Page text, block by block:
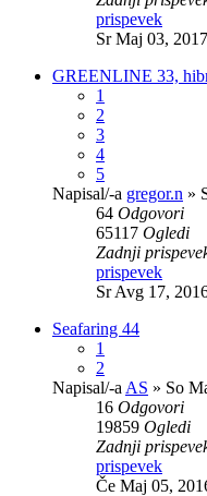
prispevek
Sr Maj 03,
GREENLINE 33,
1
2
3
4
5
Napisal/-a gregor.n »
64 Odgovori
65117 Ogledi
Zadnji
prispevek
Sr Avg 17,
Seafaring 44
1
2
Napisal/-a AS » So
16 Odgovori
19859 Ogledi
Zadnji
prispevek
Če Maj 05,